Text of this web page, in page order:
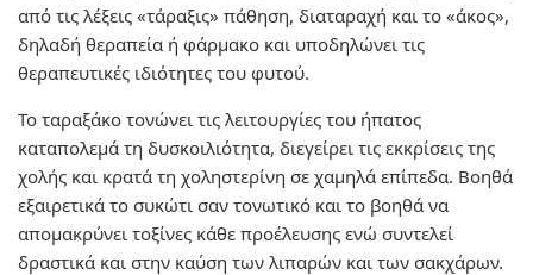
από τις λέξεις «τάραξις» πάθηση, διαταραχή και το «άκος»,
δηλαδή θεραπεία ή φάρμακο και υποδηλώνει τις
θεραπευτικές ιδιότητες του φυτού.
Το ταραξάκο τονώνει τις λειτουργίες του ήπατος
καταπολεμά τη δυσκοιλιότητα, διεγείρει τις εκκρίσεις της
χολής και κρατά τη χοληστερίνη σε χαμηλά επίπεδα. Βοηθά
εξαιρετικά το συκώτι σαν τονωτικό και το βοηθά να
απομακρύνει τοξίνες κάθε προέλευσης ενώ συντελεί
δραστικά και στην καύση των λιπαρών και των σακχάρων.